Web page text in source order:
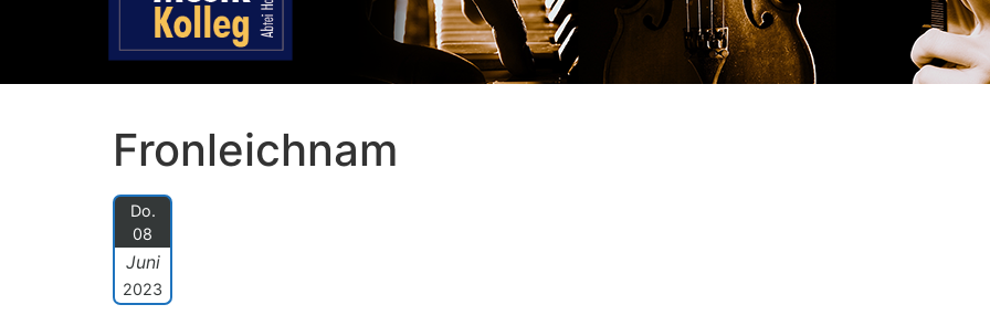
Fronleichnam
Do.
08
Juni
2023